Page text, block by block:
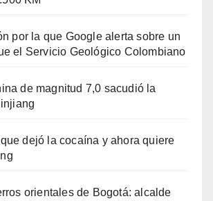
por la que Google alerta sobre un
el Servicio Geológico Colombiano
de magnitud 7,0 sacudió la
dejó la cocaína y ahora quiere
orientales de Bogotá: alcalde